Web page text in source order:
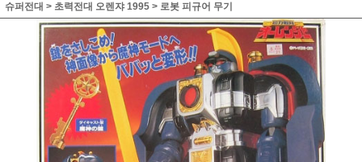
슈퍼전대 > 초력전대 오렌쟈 1995 > 로봇 피규어 무기